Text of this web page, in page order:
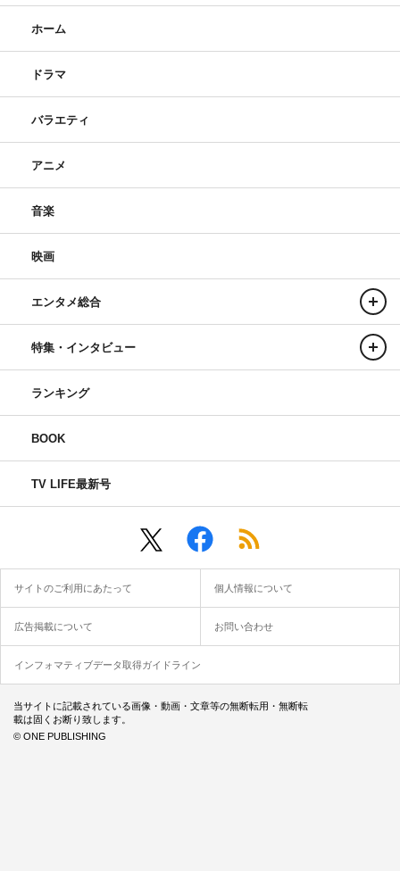
ホーム
ドラマ
バラエティ
アニメ
音楽
映画
エンタメ総合
特集・インタビュー
ランキング
BOOK
TV LIFE最新号
サイトのご利用にあたって 個人情報について
広告掲載について お問い合わせ
インフォマティブデータ取得ガイドライン
当サイトに記載されている画像・動画・文章等の無断転用・無断転
載は固くお断り致します。
© ONE PUBLISHING